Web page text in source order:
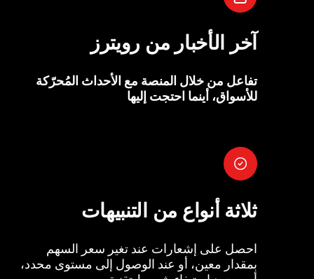
آخر الأخبار من رويترز
تفاعل من خلال المنصة مع الأحداث المُحرّكة
للأسواق، أينما احتجت إليها
ثلاثة أنواع من التنبيهات
احصل على إشعارات عند تغير سعر السهم
بمقدار معين، أو عند الوصول إلى مستوى محدد،